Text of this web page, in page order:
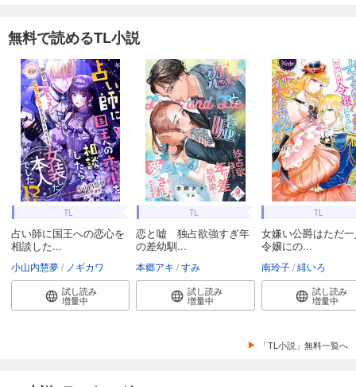
無料で読めるTL小説
TL
占い師に国王への恋心を
相談した...
小山内慧夢 ノギカワ
試し読み
増量中
TL
恋と嘘 独占欲強すぎ年
の差幼馴...
本郷アキ すみ
試し読み
増量中
TL
女嫌い公爵はただ
令嬢にの...
南玲子 緋いろ
試し読み
増量中
「TL小説」無料一覧へ